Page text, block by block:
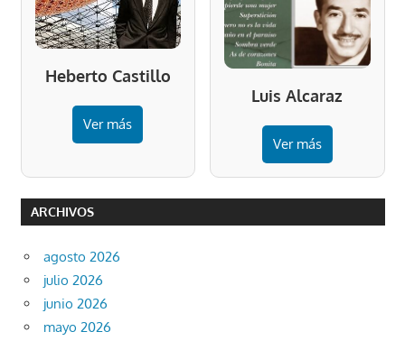
Heberto Castillo
Ver más
Luis Alcaraz
Ver más
ARCHIVOS
agosto 2026
julio 2026
junio 2026
mayo 2026